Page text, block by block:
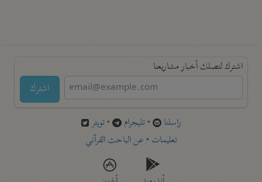
اشترك لتصلك أخبار مشاريعنا
اشترك
راسلنا •تليجرام •تويتر
تعليمات •عن الباحث القرآني